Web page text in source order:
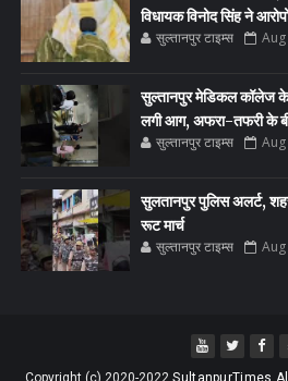
विधायक विनोद सिंह ने
सुल्तानपुर टाइम्स
सुल्तानपुर मेडिकल कॉलेज
लगी आग, अफरा-तफरी के
सुल्तानपुर टाइम्स
सुलतानपुर पुलिस अलर्ट,
रूट मार्च
सुल्तानपुर टाइम्स
Copyright (c) 2020-2022SultanpurTimes